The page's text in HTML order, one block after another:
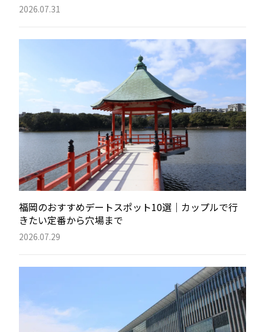
2026.07.31
福岡のおすすめデートスポット10選｜カップルで行
きたい定番から穴場まで
2026.07.29